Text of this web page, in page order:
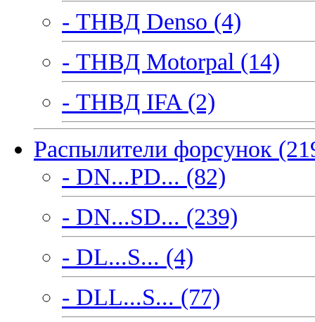
- ТНВД Denso (4)
- ТНВД Motorpal (14)
- ТНВД IFA (2)
Распылители форсунок
- DN...PD... (82)
- DN...SD... (239)
- DL...S... (4)
- DLL...S... (77)